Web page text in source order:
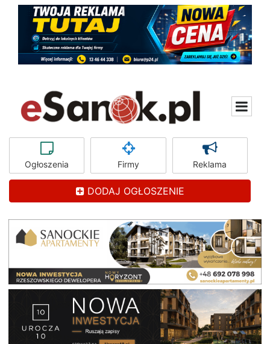
Ogłoszenia Firmy Reklama
DODAJ OGŁOSZENIE